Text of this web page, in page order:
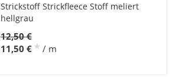
Strickstoff Strickfleece Stoff meliert
hellgrau
12,50 €
11,50 € * / m